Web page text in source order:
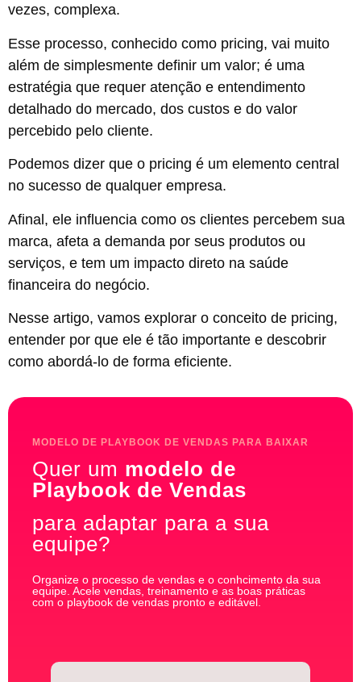
vezes, complexa.
Esse processo, conhecido como pricing, vai muito
além de simplesmente definir um valor; é uma
estratégia que requer atenção e entendimento
detalhado do mercado, dos custos e do valor
percebido pelo cliente.
Podemos dizer que o pricing é um elemento central
no sucesso de qualquer empresa.
Afinal, ele influencia como os clientes percebem sua
marca, afeta a demanda por seus produtos ou
serviços, e tem um impacto direto na saúde
financeira do negócio.
Nesse artigo, vamos explorar o conceito de pricing,
entender por que ele é tão importante e descobrir
como abordá-lo de forma eficiente.
MODELO DE PLAYBOOK DE VENDAS PARA BAIXAR
Quer um modelo de
Playbook de Vendas
para adaptar para a sua
equipe?
Organize o processo de vendas e o conhcimento da sua
equipe. Acele vendas, treinamento e as boas práticas
com o playbook de vendas pronto e editável.